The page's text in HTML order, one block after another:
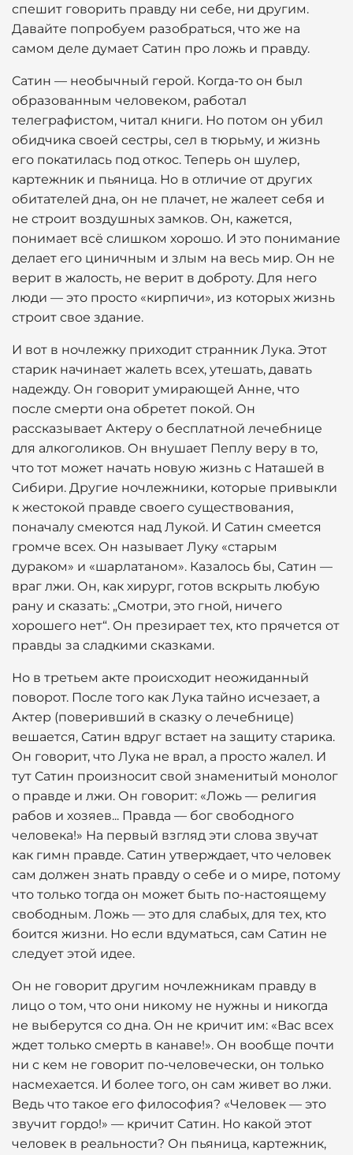
спешит говорить правду ни себе, ни другим.
Давайте попробуем разобраться, что же на
самом деле думает Сатин про ложь и правду.
Сатин — необычный герой. Когда-то он был
образованным человеком, работал
телеграфистом, читал книги. Но потом он убил
обидчика своей сестры, сел в тюрьму, и жизнь
его покатилась под откос. Теперь он шулер,
картежник и пьяница. Но в отличие от других
обитателей дна, он не плачет, не жалеет себя и
не строит воздушных замков. Он, кажется,
понимает всё слишком хорошо. И это понимание
делает его циничным и злым на весь мир. Он не
верит в жалость, не верит в доброту. Для него
люди — это просто «кирпичи», из которых жизнь
строит свое здание.
И вот в ночлежку приходит странник Лука. Этот
старик начинает жалеть всех, утешать, давать
надежду. Он говорит умирающей Анне, что
после смерти она обретет покой. Он
рассказывает Актеру о бесплатной лечебнице
для алкоголиков. Он внушает Пеплу веру в то,
что тот может начать новую жизнь с Наташей в
Сибири. Другие ночлежники, которые привыкли
к жестокой правде своего существования,
поначалу смеются над Лукой. И Сатин смеется
громче всех. Он называет Луку «старым
дураком» и «шарлатаном». Казалось бы, Сатин —
враг лжи. Он, как хирург, готов вскрыть любую
рану и сказать: „Смотри, это гной, ничего
хорошего нет“. Он презирает тех, кто прячется от
правды за сладкими сказками.
Но в третьем акте происходит неожиданный
поворот. После того как Лука тайно исчезает, а
Актер (поверивший в сказку о лечебнице)
вешается, Сатин вдруг встает на защиту старика.
Он говорит, что Лука не врал, а просто жалел. И
тут Сатин произносит свой знаменитый монолог
о правде и лжи. Он говорит: «Ложь — религия
рабов и хозяев... Правда — бог свободного
человека!» На первый взгляд эти слова звучат
как гимн правде. Сатин утверждает, что человек
сам должен знать правду о себе и о мире, потому
что только тогда он может быть по-настоящему
свободным. Ложь — это для слабых, для тех, кто
боится жизни. Но если вдуматься, сам Сатин не
следует этой идее.
Он не говорит другим ночлежникам правду в
лицо о том, что они никому не нужны и никогда
не выберутся со дна. Он не кричит им: «Вас всех
ждет только смерть в канаве!». Он вообще почти
ни с кем не говорит по-человечески, он только
насмехается. И более того, он сам живет во лжи.
Ведь что такое его философия? «Человек — это
звучит гордо!» — кричит Сатин. Но какой этот
человек в реальности? Он пьяница, картежник,